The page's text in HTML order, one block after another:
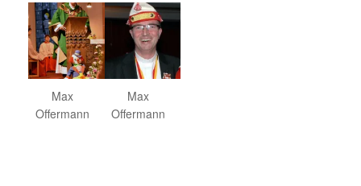
Max
Offermann
Max
Offermann